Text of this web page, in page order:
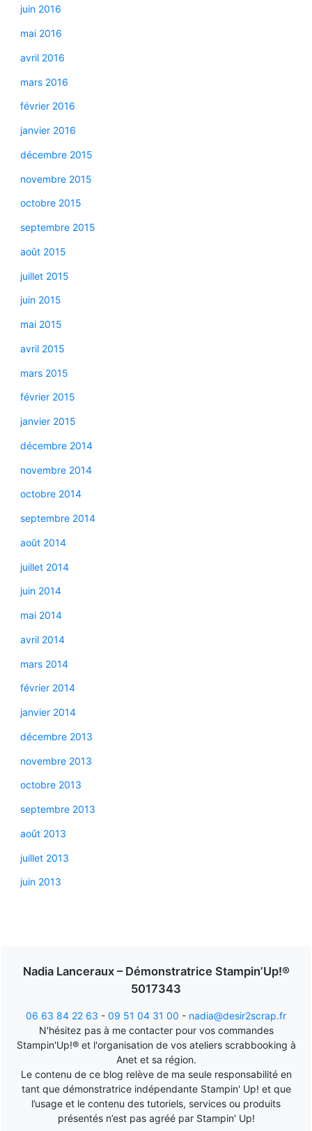
juin 2016
mai 2016
avril 2016
mars 2016
février 2016
janvier 2016
décembre 2015
novembre 2015
octobre 2015
septembre 2015
août 2015
juillet 2015
juin 2015
mai 2015
avril 2015
mars 2015
février 2015
janvier 2015
décembre 2014
novembre 2014
octobre 2014
septembre 2014
août 2014
juillet 2014
juin 2014
mai 2014
avril 2014
mars 2014
février 2014
janvier 2014
décembre 2013
novembre 2013
octobre 2013
septembre 2013
août 2013
juillet 2013
juin 2013
Nadia Lanceraux – Démonstratrice Stampin’Up!®
5017343
06 63 84 22 63 - 09 51 04 31 00 - nadia@desir2scrap.fr
N'hésitez pas à me contacter pour vos commandes
Stampin'Up!® et l'organisation de vos ateliers scrabbooking à
Anet et sa région.
Le contenu de ce blog relève de ma seule responsabilité en
tant que démonstratrice indépendante Stampin' Up! et que
l’usage et le contenu des tutoriels, services ou produits
présentés n’est pas agréé par Stampin' Up!